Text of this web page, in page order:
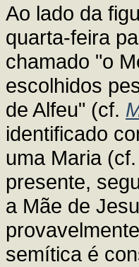
Ao lado da
quarta-feira
chamado "o
escolhidos
de Alfeu" (cf.
identificado
uma Maria (cf.
presente,
a Mãe de
semítica é